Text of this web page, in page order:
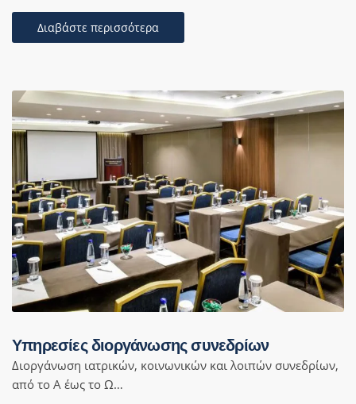
Διαβάστε περισσότερα
Υπηρεσίες διοργάνωσης συνεδρίων
Διοργάνωση ιατρικών, κοινωνικών και λοιπών συνεδρίων,
από το Α έως το Ω…